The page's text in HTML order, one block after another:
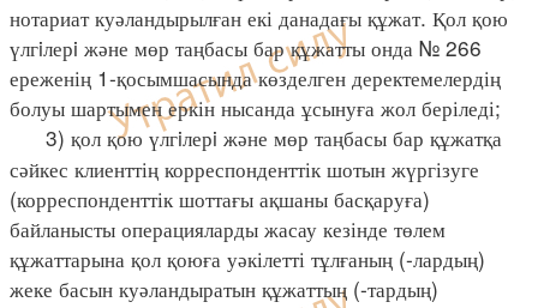
нотариат куәландырылған екі данадағы құжат. Қол қою
үлгiлерi және мөр таңбасы бар құжатты онда № 266
ереженің 1-қосымшасында көзделген деректемелердің
болуы шартымен еркін нысанда ұсынуға жол беріледі;
3) қол қою үлгiлерi және мөр таңбасы бар құжатқа
сәйкес клиенттің корреспонденттік шотын жүргізуге
(корреспонденттік шоттағы ақшаны басқаруға)
байланысты операцияларды жасау кезінде төлем
құжаттарына қол қоюға уәкілетті тұлғаның (-лардың)
жеке басын куәландыратын құжаттың (-тардың)